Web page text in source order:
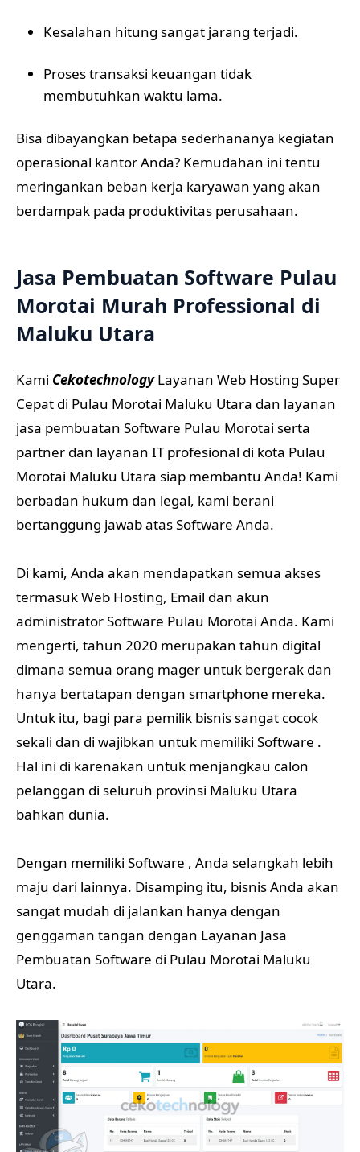
Kesalahan hitung sangat jarang terjadi.
Proses transaksi keuangan tidak
membutuhkan waktu lama.
Bisa dibayangkan betapa sederhananya kegiatan
operasional kantor Anda? Kemudahan ini tentu
meringankan beban kerja karyawan yang akan
berdampak pada produktivitas perusahaan.
Jasa Pembuatan Software Pulau
Morotai Murah Professional di
Maluku Utara
Kami CekotechnologyLayanan Web Hosting Super
Cepat di Pulau Morotai Maluku Utara dan layanan
jasa pembuatan Software Pulau Morotai serta
partner dan layanan IT profesional di kota Pulau
Morotai Maluku Utara siap membantu Anda! Kami
berbadan hukum dan legal, kami berani
bertanggung jawab atas Software Anda.
Di kami, Anda akan mendapatkan semua akses
termasuk Web Hosting, Email dan akun
administrator Software Pulau Morotai Anda. Kami
mengerti, tahun 2020 merupakan tahun digital
dimana semua orang mager untuk bergerak dan
hanya bertatapan dengan smartphone mereka.
Untuk itu, bagi para pemilik bisnis sangat cocok
sekali dan di wajibkan untuk memiliki Software .
Hal ini di karenakan untuk menjangkau calon
pelanggan di seluruh provinsi Maluku Utara
bahkan dunia.
Dengan memiliki Software , Anda selangkah lebih
maju dari lainnya. Disamping itu, bisnis Anda akan
sangat mudah di jalankan hanya dengan
genggaman tangan dengan Layanan Jasa
Pembuatan Software di Pulau Morotai Maluku
Utara.